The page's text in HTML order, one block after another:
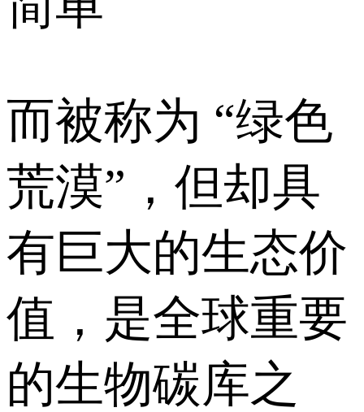
而被称为 “绿色
荒漠”，但却具
有巨大的生态价
值，是全球重要
的生物碳库之